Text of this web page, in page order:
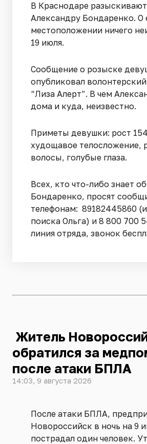
В Краснодаре
Александру Бондаренко. О
местоположении ничего
19 июля.
Сообщение о розыске
опубликовал
“Лиза Алерт”. В чем
дома и куда, неизвестно.
Приметы девушки: рост
худощавое телосложение,
волосы, голубые глаза.
Всех, кто что-либо знает
Бондаренко, просят
телефонам: 89182445860
поиска Ольга) и 8 800 700
линия отряда, звонок
Житель
обратился за
после атаки БПЛА
14:03, 9 августа 2026
После атаки БПЛА,
Новороссийск в ночь на 9
пострадал один человек.